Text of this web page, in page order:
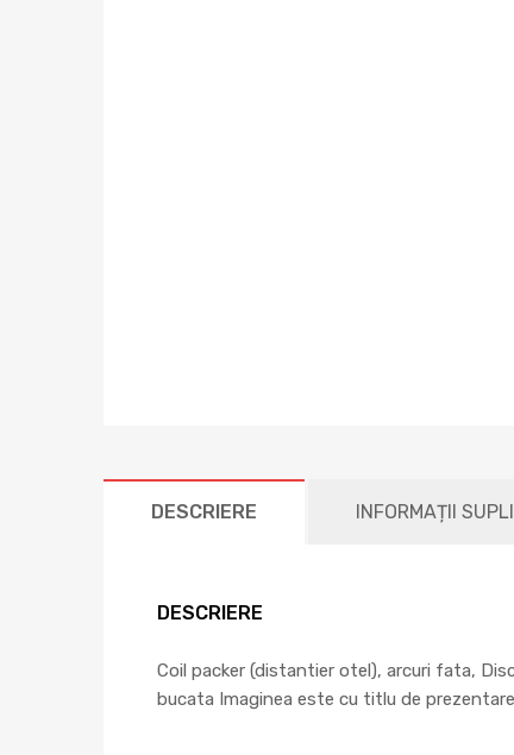
DESCRIERE INFORMAȚII
DESCRIERE
Coil packer (distantier otel), arcuri fata,
bucata Imaginea este cu titlu de prezentare